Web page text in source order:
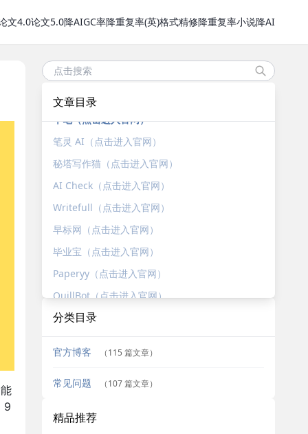
文4.0论文5.0降AIGC率降重复率(英)格式精修降重复率小说降AI
9
文章目录
千笔（点击进入官网）
笔灵 AI（点击进入官网）
秘塔写作猫（点击进入官网）
AI Check（点击进入官网）
Writefull（点击进入官网）
早标网（点击进入官网）
毕业宝（点击进入官网）
Paperyy（点击进入官网）
QuillBot（点击进入官网）
分类目录
官方博客 （115 篇文章）
常见问题 （107 篇文章）
精品推荐